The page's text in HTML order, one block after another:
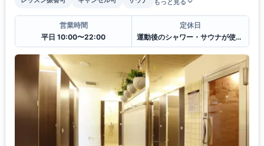
もっと見る
営業時間
平日 10:00〜22:00
定休日
運動後のシャワー・サウナが使えます